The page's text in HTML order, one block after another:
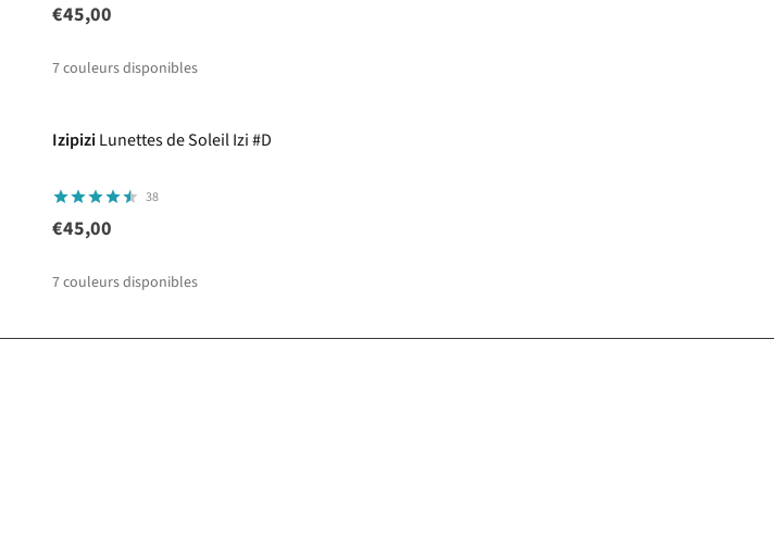
€45,00
7couleurs disponibles
IzipiziLunettes de Soleil Izi #D
38
€45,00
7couleurs disponibles